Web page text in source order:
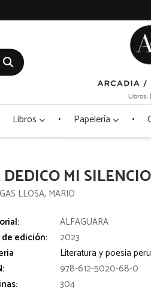
Libros Papelería
DEDICO MI SILENCIO
LLOSA, MARIO
ALFAGUARA
edición:
2023
Literatura y poesia
978-612-5020-68-0
304